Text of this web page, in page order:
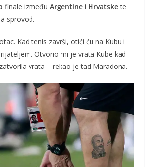
finale između Argentine i Hrvatskete
sprovod.
Kad tenis završi, otići ću na Kubu i
Otvorio mi je vrata Kube kad
vrata – rekao je tad Maradona.